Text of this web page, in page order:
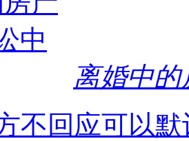
离婚中
不回应可以